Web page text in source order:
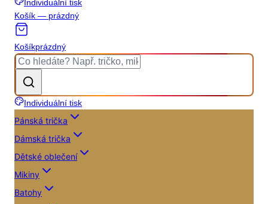
Individuální tisk
Košík — prázdný
Košíkprázdný
Individuální tisk
Pánská trička
Dámská trička
Dětské oblečení
Mikiny
Batohy